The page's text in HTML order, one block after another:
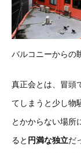
バルコニーからの
真正会とは、冒頭
てしまうと少し物
とかからない場所
ると 円満な独立だ